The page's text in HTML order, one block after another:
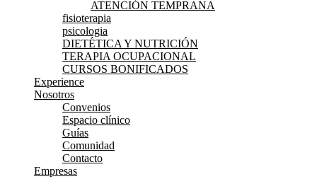
ATENCIÓN TEMPRANA
fisioterapia
psicologia
DIETÉTICA Y NUTRICIÓN
TERAPIA OCUPACIONAL
CURSOS BONIFICADOS
Experience
Nosotros
Convenios
Espacio clínico
Guías
Comunidad
Contacto
Empresas